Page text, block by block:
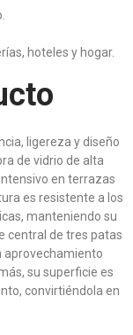
hoteles y hogar.
ligereza y diseño
de vidrio de alta
en terrazas
es resistente a los
manteniendo su
central de tres patas
aprovechamiento
su superficie es
convirtiéndola en